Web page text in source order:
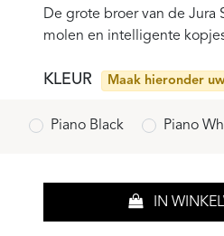
De grote broer van de Jura
molen en intelligente
KLEUR Maak hieronder
Piano Black Piano
IN